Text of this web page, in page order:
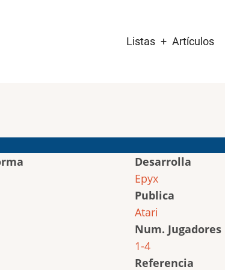
navigation
Listas Artículos
Desarrolla
Epyx
Publica
Atari
Num. Jugadores
1-4
Referencia